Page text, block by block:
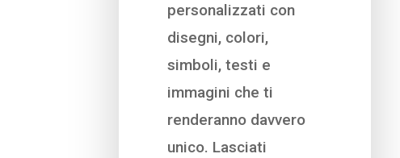
personalizzati con
disegni, colori,
simboli, testi e
immagini che ti
renderanno davvero
unico. Lasciati